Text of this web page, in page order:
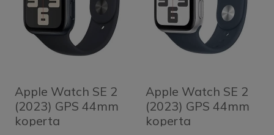
Apple Watch SE 2
(2023) GPS 44mm
koperta
Apple Watch SE 2
(2023) GPS 44mm
koperta